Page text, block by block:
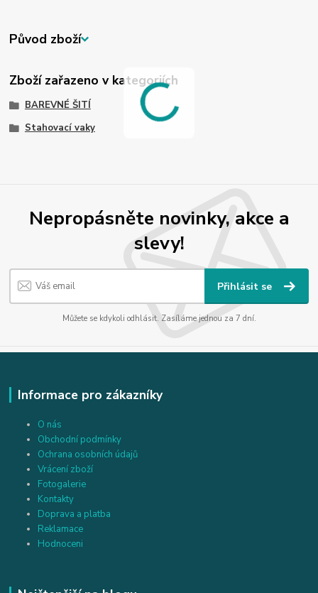
Původ zboží
Zboží zařazeno v kategoriích
BAREVNÉ ŠITÍ
Stahovací vaky
Nepropásněte novinky, akce a
slevy!
Přihlásit se
Můžete se kdykoli odhlásit. Zasíláme jednou za 7 dní.
Informace pro zákazníky
O nás
Obchodní podmínky
Ochrana osobních údajů
Vrácení zboží
Fotogalerie
Kontakty
Doprava a platba
Reklamace
Hodnoceni